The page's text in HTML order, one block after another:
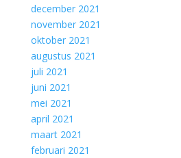
december 2021
november 2021
oktober 2021
augustus 2021
juli 2021
juni 2021
mei 2021
april 2021
maart 2021
februari 2021